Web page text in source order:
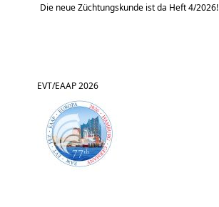
Die neue Züchtungskunde ist da Heft 4/2026!
EVT/EAAP 2026